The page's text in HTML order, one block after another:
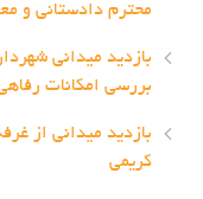
محترم دادستانی و
بازدید میدانی
بررسی امکانات
بازدید میدانی از
کریمی